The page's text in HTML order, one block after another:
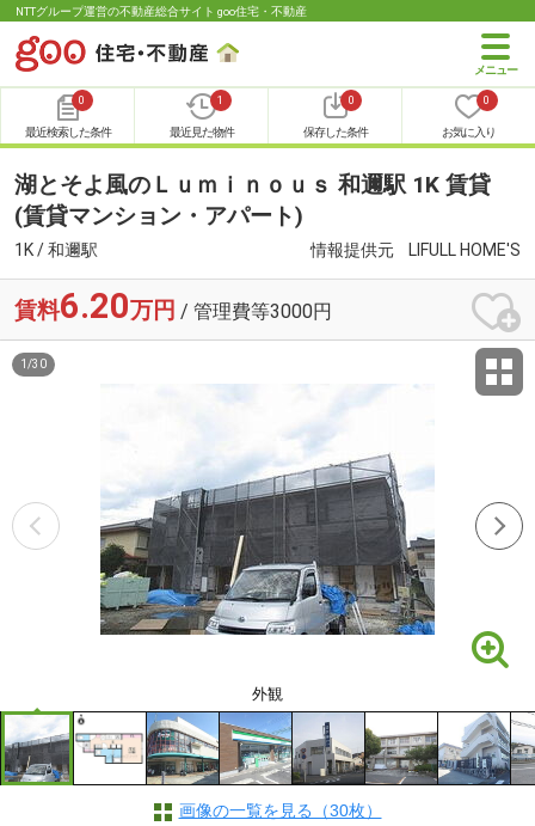
NTTグループ運営の不動産総合サイト goo住宅・不動産
0
最近検索した条件
1
最近見た物件
0
保存した条件
0
お気に入り
湖とそよ風のＬｕｍｉｎｏｕｓ 和邇駅 1K 賃貸
(賃貸マンション・アパート)
1K / 和邇駅 情報提供元 LIFULL HOME'S
賃料6.20万円 / 管理費等3000円
外観
1 /30
画像の一覧を見る（30枚）